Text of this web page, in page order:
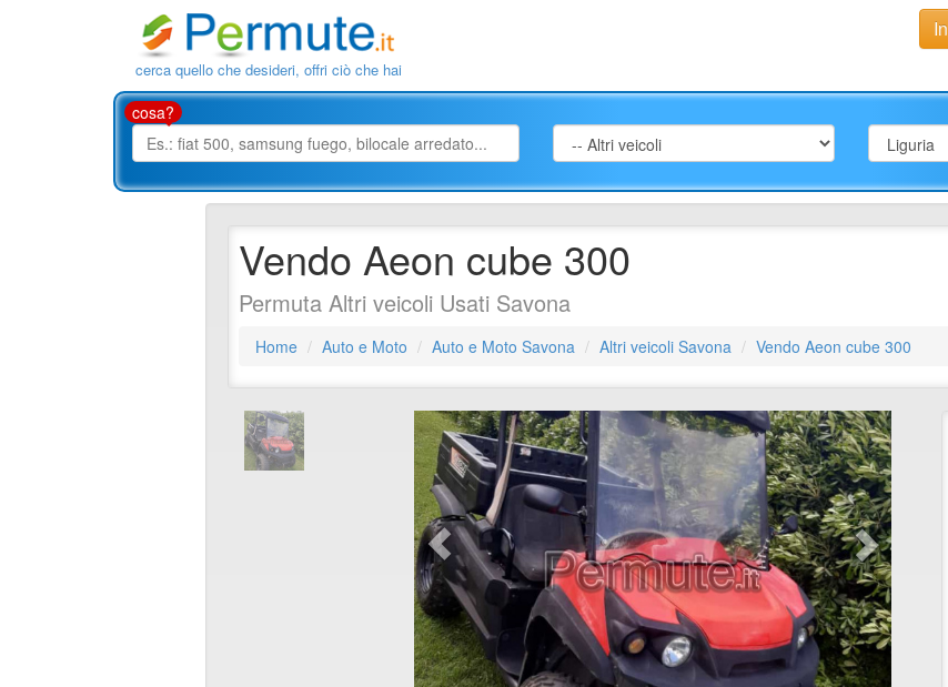
cerca quello che desideri, offri ciò che hai
cosa?
Vendo Aeon cube 300
Permuta Altri veicoli Usati Savona
Home Auto e Moto Auto e Moto Savona Altri veicoli Savona Vendo Aeon cube 300